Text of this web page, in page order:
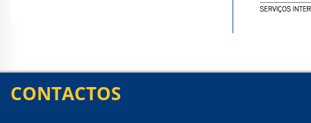
CONTACTOS